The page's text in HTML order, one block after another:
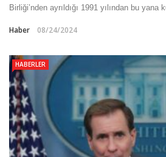
Birliği’nden ayrıldığı 1991 yılından bu yana
Haber 08/24/2024
HABERLER